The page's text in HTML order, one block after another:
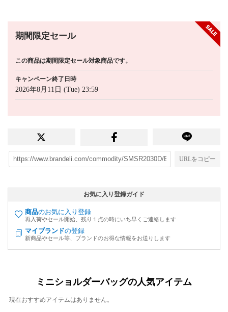
期間限定セール
この商品は期間限定セール対象商品です。
キャンペーン終了日時
2026年8月11日 (Tue) 23:59
URLをコピー
お気に入り登録ガイド
商品のお気に入り登録
再入荷やセール開始、残り１点の時にいち早くご連絡します
マイブランドの登録
新商品やセール等、ブランドのお得な情報をお送りします
ミニショルダーバッグの人気アイテム
現在おすすめアイテムはありません。